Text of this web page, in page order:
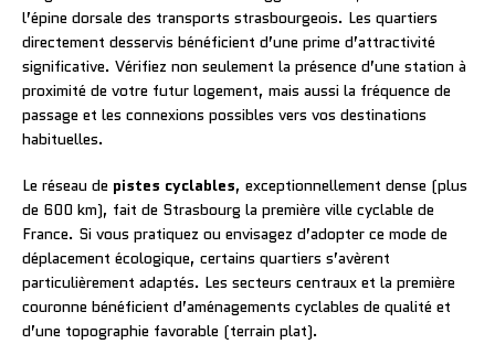
l’épine dorsale des transports strasbourgeois. Les quartiers
directement desservis bénéficient d’une prime d’attractivité
significative. Vérifiez non seulement la présence d’une station à
proximité de votre futur logement, mais aussi la fréquence de
passage et les connexions possibles vers vos destinations
habituelles.
Le réseau de pistes cyclables, exceptionnellement dense (plus
de 600 km), fait de Strasbourg la première ville cyclable de
France. Si vous pratiquez ou envisagez d’adopter ce mode de
déplacement écologique, certains quartiers s’avèrent
particulièrement adaptés. Les secteurs centraux et la première
couronne bénéficient d’aménagements cyclables de qualité et
d’une topographie favorable (terrain plat).